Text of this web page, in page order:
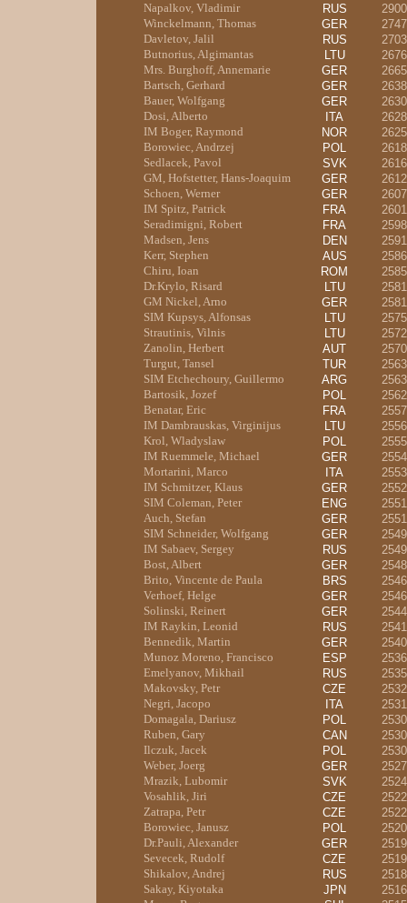
Napalkov, Vladimir RUS
2900
Winckelmann, Thomas
GER
2747
Davletov, Jalil
RUS
2703
Butnorius, Algimantas
LTU
2676
Mrs. Burghoff, Annemarie
GER
2665
Bartsch, Gerhard
GER
2638
Bauer, Wolfgang
GER
2630
Dosi, Alberto
ITA
2628
IM Boger, Raymond
NOR
2625
Borowiec, Andrzej
POL
2618
Sedlacek, Pavol
SVK
2616
GM, Hofstetter, Hans-Joaquim
GER
2612
Schoen, Werner
GER
2607
IM Spitz, Patrick
FRA
2601
Seradimigni, Robert
FRA
2598
Madsen, Jens
DEN
2591
Kerr, Stephen
AUS
2586
Chiru, Ioan
ROM
2585
Dr.Krylo, Risard
LTU
2581
GM Nickel, Arno
GER
2581
SIM Kupsys, Alfonsas
LTU
2575
Strautinis, Vilnis
LTU
2572
Zanolin, Herbert
AUT
2570
Turgut, Tansel
TUR
2563
SIM Etchechoury, Guillermo
ARG
2563
Bartosik, Jozef
POL
2562
Benatar, Eric
FRA
2557
IM Dambrauskas, Virginijus
LTU
2556
Krol, Wladyslaw
POL
2555
IM Ruemmele, Michael
GER
2554
Mortarini, Marco
ITA
2553
IM Schmitzer, Klaus
GER
2552
SIM Coleman, Peter
ENG
2551
Auch, Stefan
GER
2551
SIM Schneider, Wolfgang
GER
2549
IM Sabaev, Sergey
RUS
2549
Bost, Albert
GER
2548
Brito, Vincente de Paula
BRS
2546
Verhoef, Helge
GER
2546
Solinski, Reinert
GER
2544
IM Raykin, Leonid
RUS
2541
Bennedik, Martin
GER
2540
Munoz Moreno, Francisco
ESP
2536
Emelyanov, Mikhail
RUS
2535
Makovsky, Petr
CZE
2532
Negri, Jacopo
ITA
2531
Domagala, Dariusz
POL
2530
Ruben, Gary
CAN
2530
Ilczuk, Jacek
POL
2530
Weber, Joerg
GER
2527
Mrazik, Lubomir
SVK
2524
Vosahlik, Jiri
CZE
2522
Zatrapa, Petr
CZE
2522
Borowiec, Janusz
POL
2520
Dr.Pauli, Alexander
GER
2519
Sevecek, Rudolf
CZE
2519
Shikalov, Andrej
RUS
2518
Sakay, Kiyotaka
JPN
2516